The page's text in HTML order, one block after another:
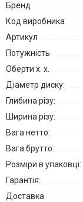
Бренд
Код виробника
Артикул
Потужність
Оберти х. х.
Діаметр диску:
Глибина різу:
Ширина різу:
Вага нетто:
Вага брутто:
Розміри в упаковці:
Гарантія:
Доставка